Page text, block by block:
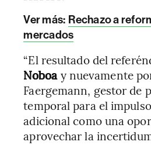
Ver más: Rechazo a
mercados
“El resultado del
Noboay nuevamente
Faergemann, gestor de
temporal para el
adicional como una
aprovechar la